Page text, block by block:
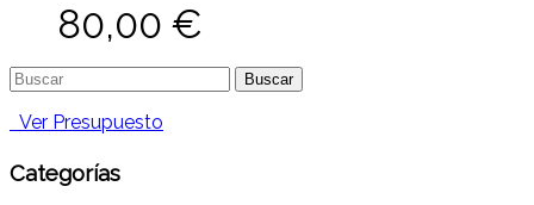
80,00 €
Buscar:
Ver Presupuesto
Categorías